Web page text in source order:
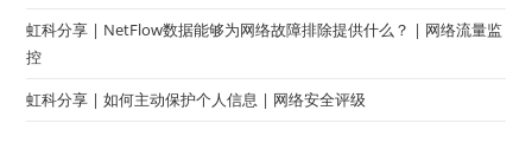
虹科分享 | NetFlow数据能够为网络故障排除提供什么？ | 网络流量监
控
虹科分享 | 如何主动保护个人信息 | 网络安全评级